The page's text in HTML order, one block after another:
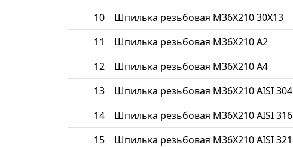
10 Шпилька резьбовая М36Х210 30Х13
11 Шпилька резьбовая М36Х210 A2
12 Шпилька резьбовая М36Х210 A4
13 Шпилька резьбовая М36Х210 AISI 304
14 Шпилька резьбовая М36Х210 AISI 316
15 Шпилька резьбовая М36Х210 AISI 321